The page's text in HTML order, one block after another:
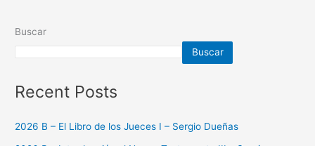
Buscar
Buscar
Recent Posts
2026 B – El Libro de los Jueces I – Sergio Dueñas